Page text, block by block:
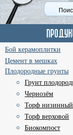
Бой керамоплитки
Цемент в мешках
Плодородные грунты
Грунт
Чернозём
Торф низинный
Торф верховой
Биокомпост